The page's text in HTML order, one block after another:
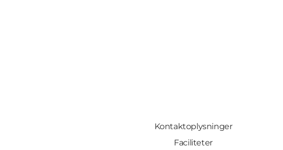
Kontaktoplysninger
Faciliteter